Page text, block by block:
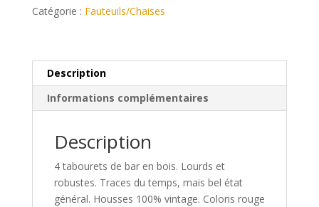
bar
Catégorie : Fauteuils/Chaises
Description
Informations complémentaires
Description
4 tabourets de bar en bois. Lourds et
robustes. Traces du temps, mais bel état
général. Housses 100% vintage. Coloris rouge